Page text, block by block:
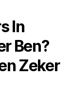
In
Ben?
Zeker